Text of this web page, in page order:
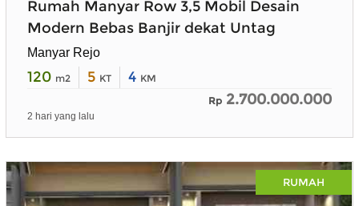
Rumah Manyar Row 3,5 Mobil Desain
Modern Bebas Banjir dekat Untag
Manyar Rejo
120 m2 5 KT 4 KM
Rp 2.700.000.000
2 hari yang lalu
RUMAH